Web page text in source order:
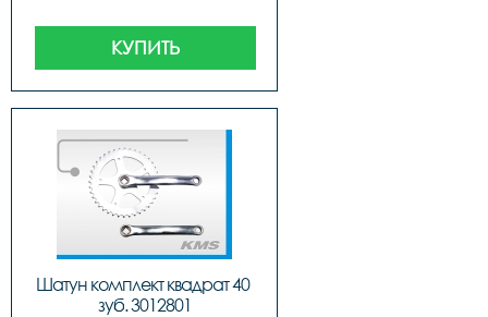
КУПИТЬ
Шатун комплект квадрат 40
зуб. 3012801